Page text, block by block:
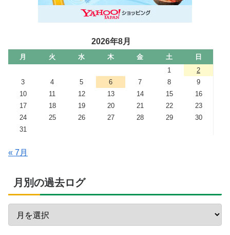
2026年8月
月 火 水 木 金 土
日
1
2
3
4 5 6 7 8
9
10
11 12 13 14 15
16
17
18 19 20 21 22
23
24
25 26 27 28 29
30
31
« 7月
月別の過去ログ